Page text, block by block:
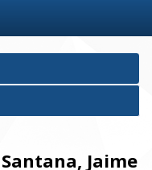
Jaime